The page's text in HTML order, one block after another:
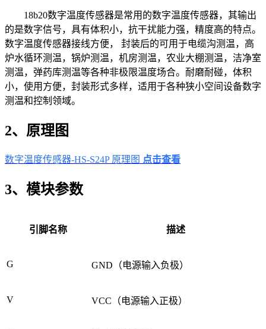
18b20数字温度传感器是常用的数字温度传感器，其输出
的是数字信号，具有体积小，抗干扰能力强，精度高的特点。
数字温度传感器接线方便， 封装后的可用于电缆沟测温，高
炉水循环测温，锅炉测温，机房测温，农业大棚测温，洁净室
测温，弹药库测温等各种非极限温度场合。耐磨耐碰，体积
小，使用方便，封装形式多样，适用于各种狭小空间设备数字
测温和控制领域。
2、原理图
数字温度传感器-HS-S24P 原理图 点击查看
3、模块参数
引脚名称 描述
G GND（电源输入负极）
V VCC（电源输入正极）